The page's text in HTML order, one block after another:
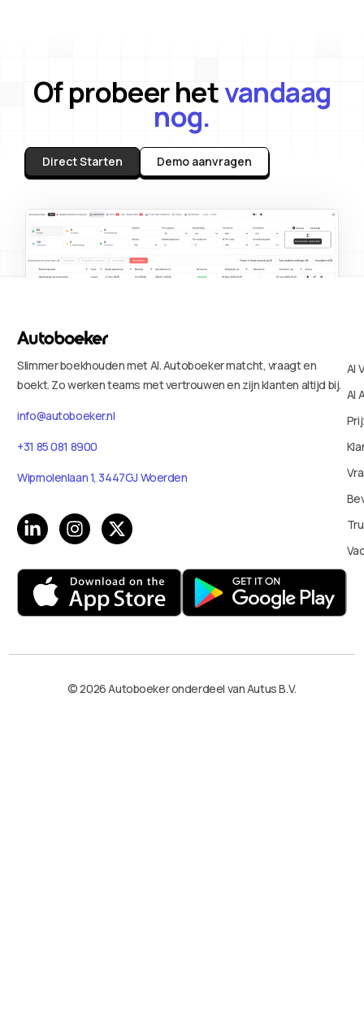
Of probeer hetvandaag
nog.
Direct Starten Demo aanvragen
Slimmer boekhouden met AI. Autoboeker matcht, vraagt en
boekt. Zo werken teams met vertrouwen en zijn klanten altijd bij.
info@autoboeker.nl
+31 85 081 8900
Wipmolenlaan 1, 3447GJ Woerden
AI
AI
© 2026 Autoboeker onderdeel van Autus B.V.